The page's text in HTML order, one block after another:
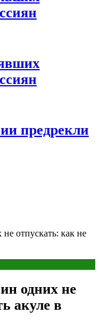
предрекли
отпускать: как не
одних не
акуле в